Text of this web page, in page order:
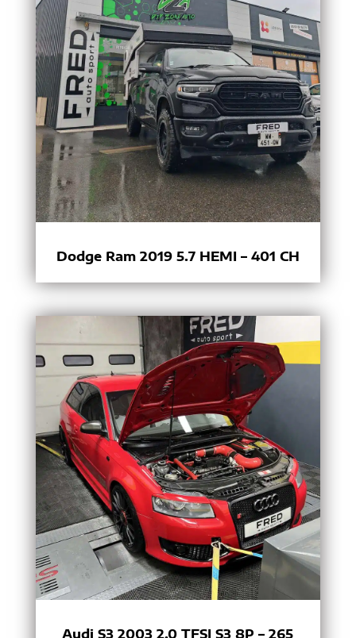
Dodge Ram 2019 5.7 HEMI – 401 CH
Audi S3 2003 2.0 TFSI S3 8P – 265